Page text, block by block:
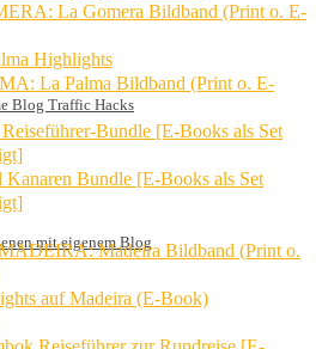
Blog Traffic Hacks
mit eigenem Blog
La Gomera Bildband (Print o. E-
Highlights
La Palma Bildband (Print o. E-
Bundle [E-Books als Set
Kanaren Bundle [E-Books als Set
Madeira Bildband (Print o.
auf Madeira (E-Book)